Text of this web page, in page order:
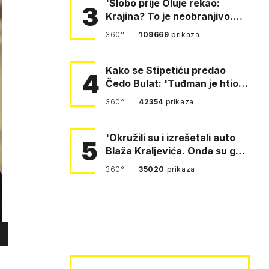
3
'Slobo prije Oluje rekao:
Krajina? To je neobranjivo.
Tuđmana zvao Krivousti'
360° 109669prikaza
4 Kako se Stipetiću predao
Čedo Bulat: 'Tuđman je htio
da se prerušim u ženu'
360° 42354 prikaza
5
'Okružili su i izrešetali auto
Blaža Kraljevića. Onda su ga
vukli po cesti'
360° 35020 prikaza